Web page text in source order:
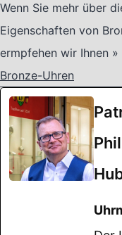
Wenn Sie mehr über
Eigenschaften von
ermpfehen wir Ihnen »
Bronze-Uhren